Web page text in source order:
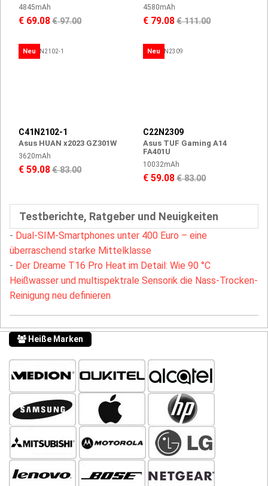
4845mAh
€ 69.08€ 97.00
4580mAh
€ 79.08€ 111.00
Neu
C41N2102-1
Asus HUAN x2023 GZ301W
3620mAh
€ 59.08€ 83.00
Neu
C22N2309
Asus TUF Gaming A14
FA401U
10032mAh
€ 59.08€ 83.00
Testberichte, Ratgeber und Neuigkeiten
- Dual-SIM-Smartphones unter 400 Euro – eine
überraschend starke Mittelklasse
- Der Dreame T16 Pro Heat im Detail: Wie 90 °C
Heißwasser und multispektrale Sensorik die Nass-Trocken-
Reinigung neu definieren
Heiße Marken